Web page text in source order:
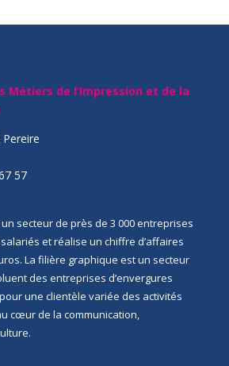
Métiers de l’Impression et de la
57
secteur de près de 3 000 entreprises
et réalise un chiffre d’affaires
La filière graphique est un secteur
des entreprises d’envergures
une clientèle variée des activités
cœur de la communication,